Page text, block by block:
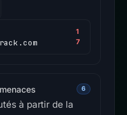
1
7
6
à partir de la